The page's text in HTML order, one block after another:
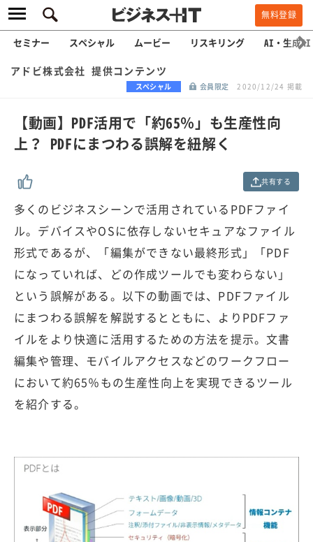
無料登録
セミナー スペシャル ムービー リスキリング AI・生成AI
アドビ株式会社 提供コンテンツ
スペシャル 会員限定 2020/12/24 掲載
【動画】PDF活用で「約65％」も生産性向
上？ PDFにまつわる誤解を紐解く
共有する
多くのビジネスシーンで活用されているPDFファイ
ル。デバイスやOSに依存しないセキュアなファイル
形式であるが、「編集ができない最終形式」「PDF
になっていれば、どの作成ツールでも変わらない」
という誤解がある。以下の動画では、PDFファイル
にまつわる誤解を解説するとともに、よりPDFファ
イルをより快適に活用するための方法を提示。文書
編集や管理、モバイルアクセスなどのワークフロー
において約65％もの生産性向上を実現できるツール
を紹介する。